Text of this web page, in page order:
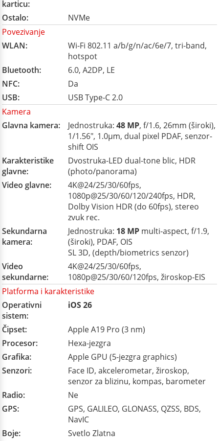
karticu:
Ostalo:
NVMe
Povezivanje
WLAN:
Wi-Fi 802.11 a/b/g/n/ac/6e/7, tri-band,
hotspot
Bluetooth:
6.0, A2DP, LE
NFC:
Da
USB:
USB Type-C 2.0
Kamera
Glavna kamera:
Jednostruka: 48 MP, f/1.6, 26mm (široki),
1/1.56", 1.0µm, dual pixel PDAF, senzor-
shift OIS
Karakteristike
glavne:
Dvostruka-LED dual-tone blic, HDR
(photo/panorama)
Video glavne:
4K@24/25/30/60fps,
1080p@25/30/60/120/240fps, HDR,
Dolby Vision HDR (do 60fps), stereo
zvuk rec.
Sekundarna
kamera:
Jednostruka: 18 MP multi-aspect, f/1.9,
(široki), PDAF, OIS
SL 3D, (depth/biometrics senzor)
Video
sekundarne:
4K@24/25/30/60fps,
1080p@25/30/60/120fps, žiroskop-EIS
Platforma i karakteristike
Operativni
sistem:
iOS 26
Čipset:
Apple A19 Pro (3 nm)
Procesor:
Hexa-jezgra
Grafika:
Apple GPU (5-jezgra graphics)
Senzori:
Face ID, akcelerometar, žiroskop,
senzor za blizinu, kompas, barometer
Radio:
Ne
GPS:
GPS, GALILEO, GLONASS, QZSS, BDS,
NavIC
Boje:
Svetlo Zlatna